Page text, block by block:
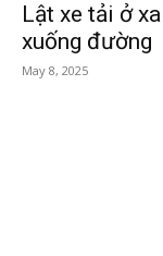
Lật xe tải ở
xuống đường
May 8, 2025